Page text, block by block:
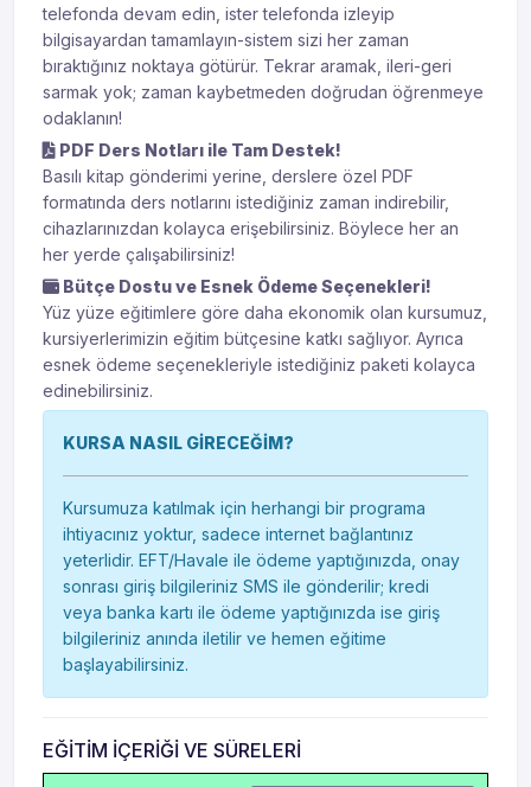
telefonda devam edin, ister telefonda izleyip
bilgisayardan tamamlayın-sistem sizi her zaman
bıraktığınız noktaya götürür. Tekrar aramak, ileri-geri
sarmak yok; zaman kaybetmeden doğrudan öğrenmeye
odaklanın!
PDF Ders Notları ile Tam Destek!
Basılı kitap gönderimi yerine, derslere özel PDF
formatında ders notlarını istediğiniz zaman indirebilir,
cihazlarınızdan kolayca erişebilirsiniz. Böylece her an
her yerde çalışabilirsiniz!
Bütçe Dostu ve Esnek Ödeme Seçenekleri!
Yüz yüze eğitimlere göre daha ekonomik olan kursumuz,
kursiyerlerimizin eğitim bütçesine katkı sağlıyor. Ayrıca
esnek ödeme seçenekleriyle istediğiniz paketi kolayca
edinebilirsiniz.
KURSA NASIL GİRECEĞİM?
Kursumuza katılmak için herhangi bir programa
ihtiyacınız yoktur, sadece internet bağlantınız
yeterlidir. EFT/Havale ile ödeme yaptığınızda, onay
sonrası giriş bilgileriniz SMS ile gönderilir; kredi
veya banka kartı ile ödeme yaptığınızda ise giriş
bilgileriniz anında iletilir ve hemen eğitime
başlayabilirsiniz.
EĞİTİM İÇERİĞİ VE SÜRELERİ